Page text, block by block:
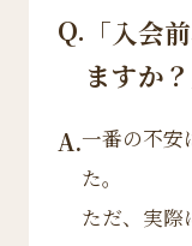
Q. 「入会
ますか？
A.一番の不安
た。
ただ、実際